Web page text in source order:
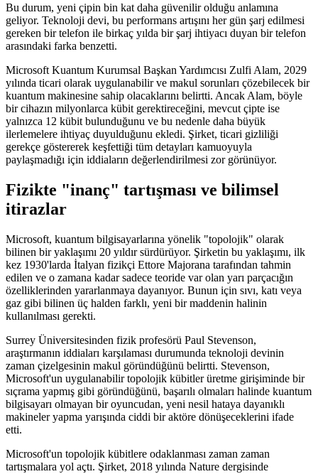
Bu durum, yeni çipin bin kat daha güvenilir olduğu anlamına
geliyor. Teknoloji devi, bu performans artışını her gün şarj edilmesi
gereken bir telefon ile birkaç yılda bir şarj ihtiyacı duyan bir telefon
arasındaki farka benzetti.
Microsoft Kuantum Kurumsal Başkan Yardımcısı Zulfi Alam, 2029
yılında ticari olarak uygulanabilir ve makul sorunları çözebilecek bir
kuantum makinesine sahip olacaklarını belirtti. Ancak Alam, böyle
bir cihazın milyonlarca kübit gerektireceğini, mevcut çipte ise
yalnızca 12 kübit bulunduğunu ve bu nedenle daha büyük
ilerlemelere ihtiyaç duyulduğunu ekledi. Şirket, ticari gizliliği
gerekçe göstererek keşfettiği tüm detayları kamuoyuyla
paylaşmadığı için iddiaların değerlendirilmesi zor görünüyor.
Fizikte "inanç" tartışması ve bilimsel
itirazlar
Microsoft, kuantum bilgisayarlarına yönelik "topolojik" olarak
bilinen bir yaklaşımı 20 yıldır sürdürüyor. Şirketin bu yaklaşımı, ilk
kez 1930'larda İtalyan fizikçi Ettore Majorana tarafından tahmin
edilen ve o zamana kadar sadece teoride var olan yarı parçacığın
özelliklerinden yararlanmaya dayanıyor. Bunun için sıvı, katı veya
gaz gibi bilinen üç halden farklı, yeni bir maddenin halinin
kullanılması gerekti.
Surrey Üniversitesinden fizik profesörü Paul Stevenson,
araştırmanın iddiaları karşılaması durumunda teknoloji devinin
zaman çizelgesinin makul göründüğünü belirtti. Stevenson,
Microsoft'un uygulanabilir topolojik kübitler üretme girişiminde bir
sıçrama yapmış gibi göründüğünü, başarılı olmaları halinde kuantum
bilgisayarı olmayan bir oyuncudan, yeni nesil hataya dayanıklı
makineler yapma yarışında ciddi bir aktöre dönüşeceklerini ifade
etti.
Microsoft'un topolojik kübitlere odaklanması zaman zaman
tartışmalara yol açtı. Şirket, 2018 yılında Nature dergisinde